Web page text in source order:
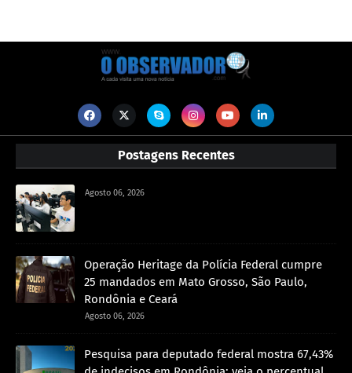
Postagens Recentes
Agosto 06, 2026
Operação Heritage da Polícia Federal cumpre
25 mandados em Mato Grosso, São Paulo,
Rondônia e Ceará
Agosto 06, 2026
Pesquisa para deputado federal mostra 67,43%